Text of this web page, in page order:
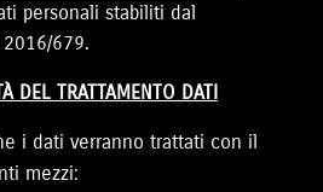
personali stabiliti dal
2016/679.
DEL TRATTAMENTO DATI
i dati verranno trattati con il
mezzi: